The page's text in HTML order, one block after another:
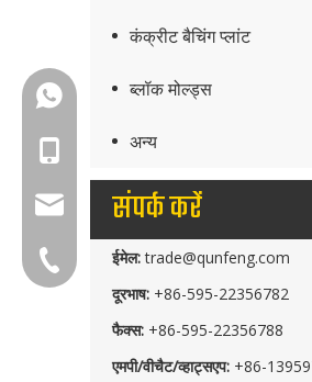
कंक्रीट बैचिंग प्लांट
ब्लॉक मोल्ड्स
अन्य
संपर्क करें
ईमेल: trade@qunfeng.com
दूरभाष: +86-595-22356782
फैक्स: +86-595-22356788
एमपी/वीचैट/व्हाट्सएप: +86-
+86-18150503129
+86-18150503129
group@qunfeng.com
+86-595 22356782